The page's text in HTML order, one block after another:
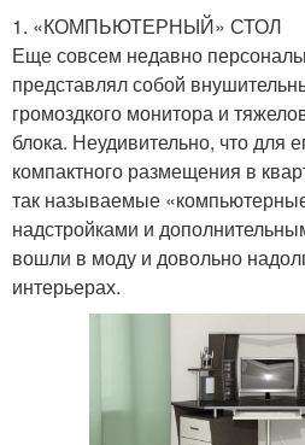
1. «КОМПЬЮТЕРНЫЙ» СТОЛ
Еще совсем недавно
представлял собой
громоздкого монитора и
блока. Неудивительно, что для
компактного размещения в
так называемые
надстройками и
вошли в моду и довольно
интерьерах.